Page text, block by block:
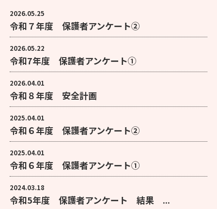
2026.05.25
令和７年度 保護者アンケート②
2026.05.22
令和7年度 保護者アンケート①
2026.04.01
令和８年度 安全計画
2025.04.01
令和６年度 保護者アンケート②
2025.04.01
令和６年度 保護者アンケート①
2024.03.18
令和5年度 保護者アンケート 結果 ...